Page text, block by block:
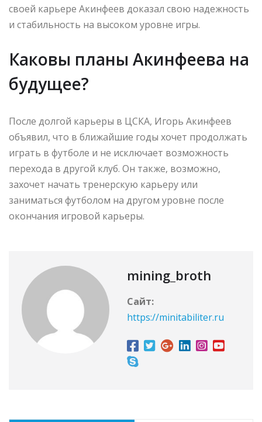
своей карьере Акинфеев доказал свою надежность
и стабильность на высоком уровне игры.
Каковы планы Акинфеева на
будущее?
После долгой карьеры в ЦСКА, Игорь Акинфеев
объявил, что в ближайшие годы хочет продолжать
играть в футболе и не исключает возможность
перехода в другой клуб. Он также, возможно,
захочет начать тренерскую карьеру или
заниматься футболом на другом уровне после
окончания игровой карьеры.
mining_broth
Сайт:
https://minitabiliter.ru